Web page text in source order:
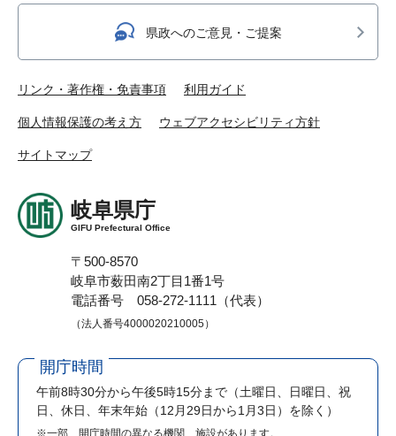
県政へのご意見・ご提案
リンク・著作権・免責事項 利用ガイド
個人情報保護の考え方 ウェブアクセシビリティ方針
サイトマップ
岐阜県庁
GIFU Prefectural Office
〒500-8570
岐阜市薮田南2丁目1番1号
電話番号 058-272-1111（代表）
（法人番号4000020210005）
開庁時間
午前8時30分から午後5時15分まで （土曜日、日曜日、祝
日、休日、年末年始（12月29日から1月3日）を除く）
※一部、開庁時間の異なる機関、施設があります。